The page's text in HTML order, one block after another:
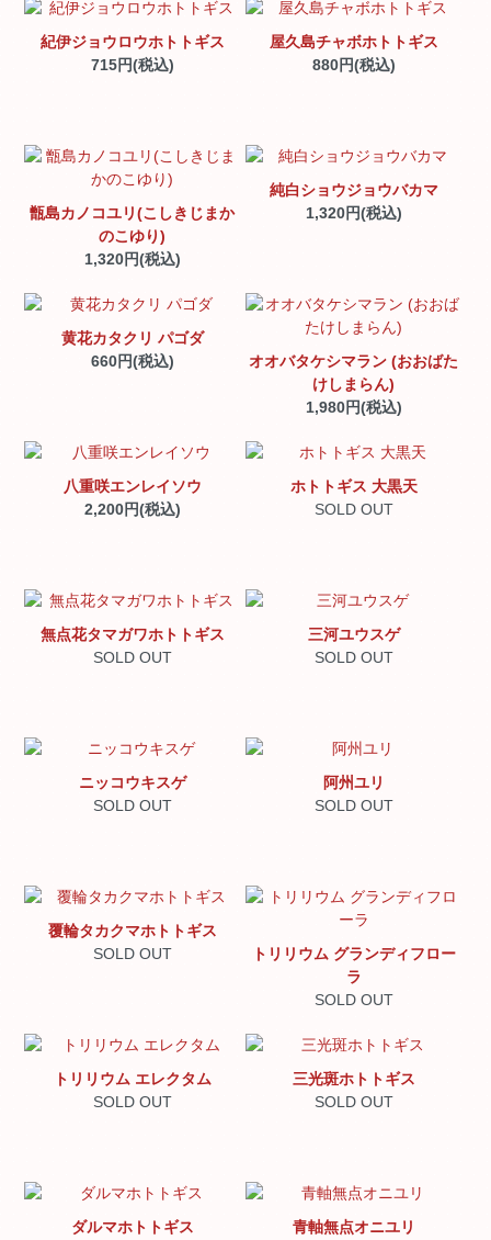
紀伊ジョウロウホトトギス
715円(税込)
屋久島チャボホトトギス
880円(税込)
甑島カノコユリ(こしきじまか
のこゆり)
1,320円(税込)
純白ショウジョウバカマ
1,320円(税込)
黄花カタクリ パゴダ
660円(税込)
オオバタケシマラン (おおばた
けしまらん)
1,980円(税込)
八重咲エンレイソウ
2,200円(税込)
ホトトギス 大黒天
SOLD OUT
無点花タマガワホトトギス
SOLD OUT
三河ユウスゲ
SOLD OUT
ニッコウキスゲ
SOLD OUT
阿州ユリ
SOLD OUT
覆輪タカクマホトトギス
SOLD OUT
トリリウム グランディフロー
ラ
SOLD OUT
トリリウム エレクタム
SOLD OUT
三光斑ホトトギス
SOLD OUT
ダルマホトトギス 青軸無点オニユリ